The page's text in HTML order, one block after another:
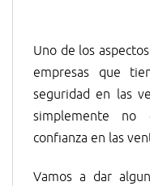
Uno de los
empresas que
seguridad en las
simplemente no
confianza en las
Vamos a dar